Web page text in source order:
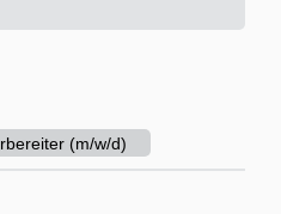
(m/w/d)